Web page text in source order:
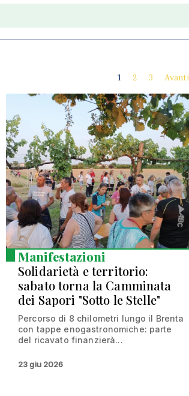
1 2 3 Avanti
Manifestazioni
Solidarietà e territorio:
sabato torna la Camminata
dei Sapori "Sotto le Stelle"
Percorso di 8 chilometri lungo il Brenta
con tappe enogastronomiche: parte
del ricavato finanzierà...
23 giu 2026